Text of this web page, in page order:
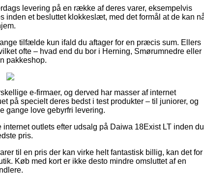
levering på en række af deres varer, eksempelvis
inden et besluttet klokkeslæt, med det formål at de kan
tilfælde kun ifald du aftager for en præcis sum. Ellers
ofte – hvad end du bor i Herning, Smørumnedre eller
pakkeshop.
e-firmaer, og derved har masser af internet
på specielt deres bedst i test produkter – til juniorer, og
gange love gebyrfri levering.
outlets efter udsalg på Daiwa 18Exist LT inden du
pris.
til en pris der kan virke helt fantastisk billig, kan det for
Køb med kort er ikke desto mindre omsluttet af en